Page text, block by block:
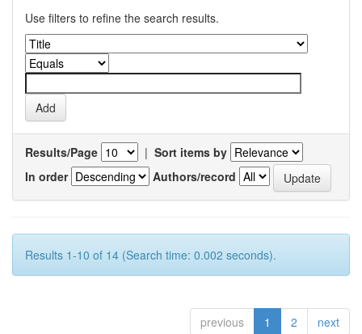
Use filters to refine the search results.
Results/Page | Sort items by
In order
Authors/record
Results 1-10 of 14 (Search time: 0.002 seconds).
previous 1 2 next